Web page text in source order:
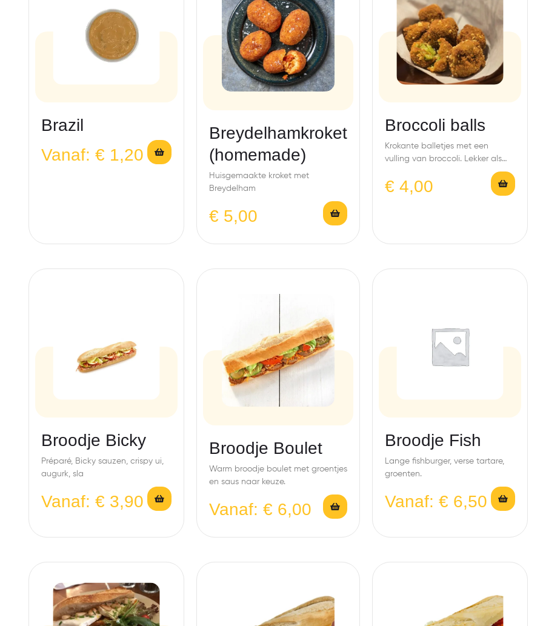
Brazil
Vanaf: € 1,20
Breydelhamkroket
(homemade)
Huisgemaakte kroket met
Breydelham
€ 5,00
Broccoli balls
Krokante balletjes met een
vulling van broccoli. Lekker als
€ 4,00
Broodje Bicky
Préparé, Bicky sauzen, crispy ui,
augurk, sla
Vanaf: € 3,90
Broodje Boulet
Warm broodje boulet met groentjes
en saus naar keuze.
Vanaf:€ 6,00
Broodje Fish
Lange fishburger, verse tartare,
groenten.
Vanaf:€ 6,50